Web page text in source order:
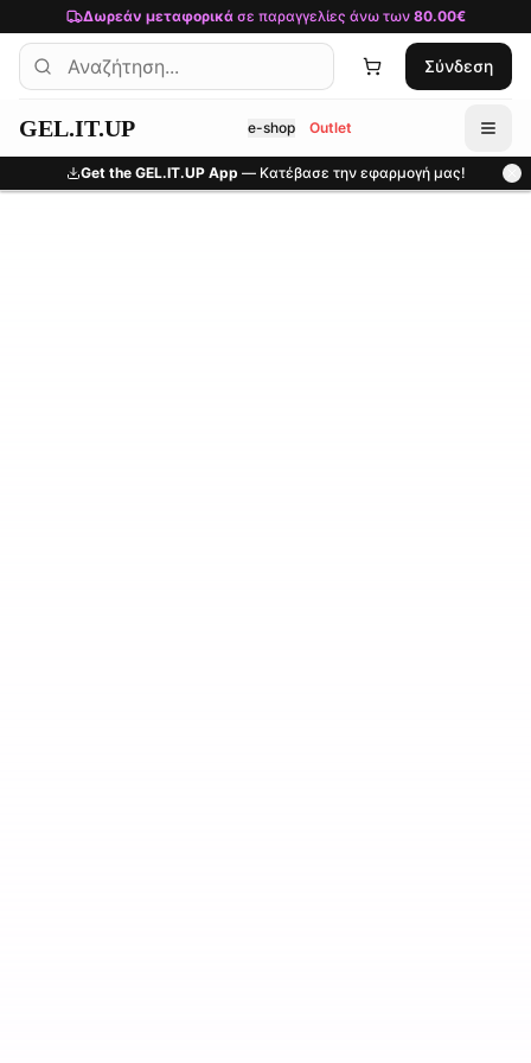
Μετάβαση στο κύριο περιεχόμενο
Δωρεάν μεταφορικάσε παραγγελίες άνω των 80.00€
Σύνδεση
GEL.IT.UP e-shop Outlet
Get the GEL.IT.UP App — Κατέβασε την εφαρμογή μας!